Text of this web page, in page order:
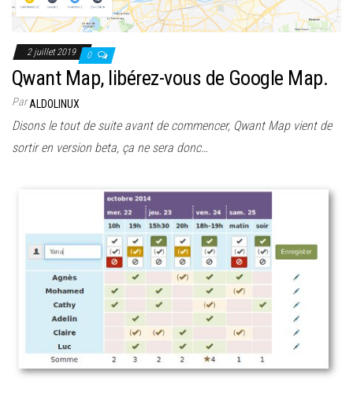
2 juillet 2019 0
Qwant Map, libérez-vous de Google Map.
ParALDOLINUX
Disons le tout de suite avant de commencer, Qwant Map vient de
sortir en version beta, ça ne sera donc…